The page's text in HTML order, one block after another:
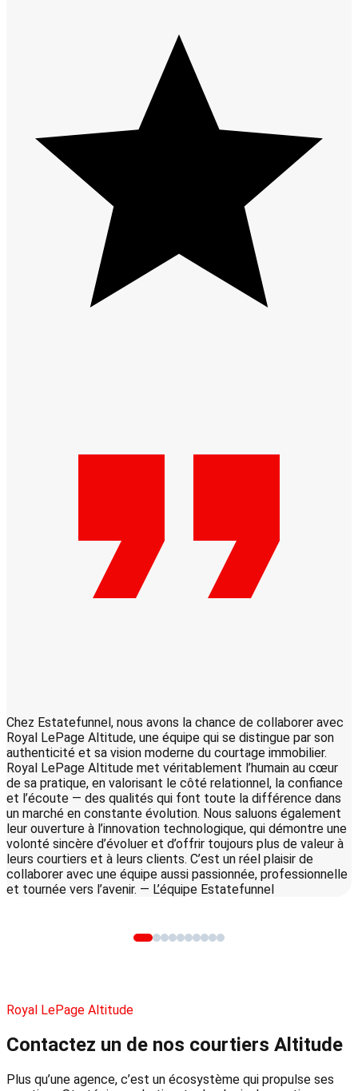
Chez Estatefunnel, nous avons la chance de collaborer avec
Royal LePage Altitude, une équipe qui se distingue par son
authenticité et sa vision moderne du courtage immobilier.
Royal LePage Altitude met véritablement l’humain au cœur
de sa pratique, en valorisant le côté relationnel, la confiance
et l’écoute — des qualités qui font toute la différence dans
un marché en constante évolution. Nous saluons également
leur ouverture à l’innovation technologique, qui démontre une
volonté sincère d’évoluer et d’offrir toujours plus de valeur à
leurs courtiers et à leurs clients. C’est un réel plaisir de
collaborer avec une équipe aussi passionnée, professionnelle
et tournée vers l’avenir. — L’équipe Estatefunnel
Royal LePage Altitude
Contactez un de nos courtiers Altitude
Plus qu’une agence, c’est un écosystème qui propulse ses